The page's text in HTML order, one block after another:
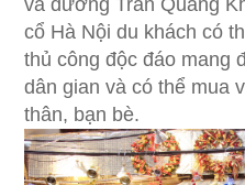
cổ Hà Nội du khách có
thủ công độc đáo mang
dân gian và có thể mua
thân, bạn bè.